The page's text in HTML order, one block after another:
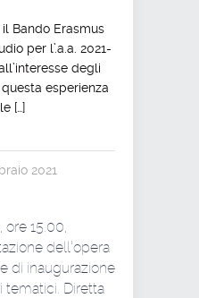
Bando Erasmus
per l’.a.a. 2021-
degli
esperienza
[…]
2021
15.00,
dell’opera
di inaugurazione
Diretta